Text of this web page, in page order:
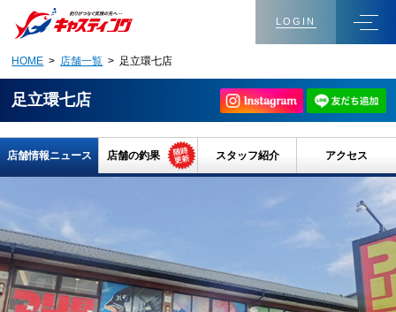
LOGIN
HOME > 店舗一覧 > 足立環七店
足立環七店
店舗情報ニュース 店舗の釣果 スタッフ紹介 アクセス